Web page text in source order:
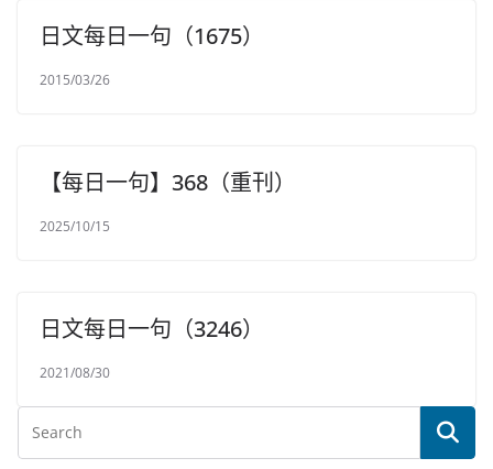
日文每日一句（1675）
2015/03/26
【每日一句】368（重刊）
2025/10/15
日文每日一句（3246）
2021/08/30